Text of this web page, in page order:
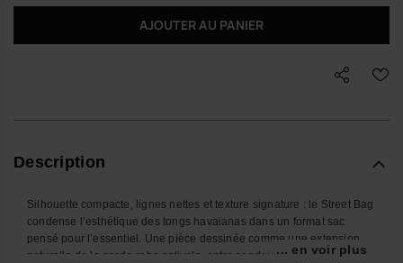
AJOUTER AU PANIER
Description
Silhouette compacte, lignes nettes et texture signature : le Street Bag
condense l’esthétique des tongs havaianas dans un format sac
pensé pour l’essentiel. Une pièce dessinée comme une extension
naturelle de la garde-robe estivale, entre sandales d’été et... en voir plus